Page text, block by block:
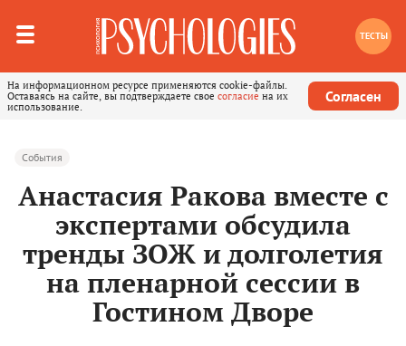
ТЕСТЫ
На информационном ресурсе применяются cookie-файлы.
Оставаясь на сайте, вы подтверждаете свое согласие на их
использование.
Согласен
События
Анастасия Ракова вместе с
экспертами обсудила
тренды ЗОЖ и долголетия
на пленарной сессии в
Гостином Дворе